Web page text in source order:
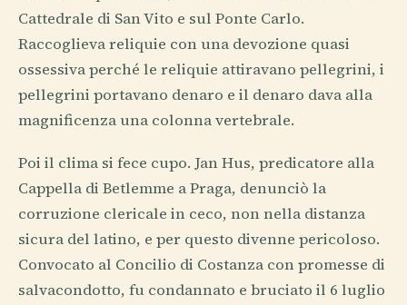
Cattedrale di San Vito e sul Ponte Carlo.
Raccoglieva reliquie con una devozione quasi
ossessiva perché le reliquie attiravano pellegrini, i
pellegrini portavano denaro e il denaro dava alla
magnificenza una colonna vertebrale.
Poi il clima si fece cupo. Jan Hus, predicatore alla
Cappella di Betlemme a Praga, denunciò la
corruzione clericale in ceco, non nella distanza
sicura del latino, e per questo divenne pericoloso.
Convocato al Concilio di Costanza con promesse di
salvacondotto, fu condannato e bruciato il 6 luglio